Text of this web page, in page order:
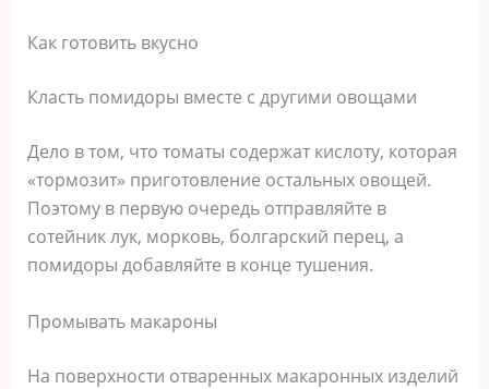
Как готовить вкусно
Класть помидоры вместе с другими овощами
Дело в том, что томаты содержат кислоту, которая
«тормозит» приготовление остальных овощей.
Поэтому в первую очередь отправляйте в
сотейник лук, морковь, болгарский перец, а
помидоры добавляйте в конце тушения.
Промывать макароны
На поверхности отваренных макаронных изделий